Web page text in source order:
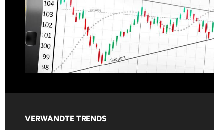
VERWANDTE TRENDS